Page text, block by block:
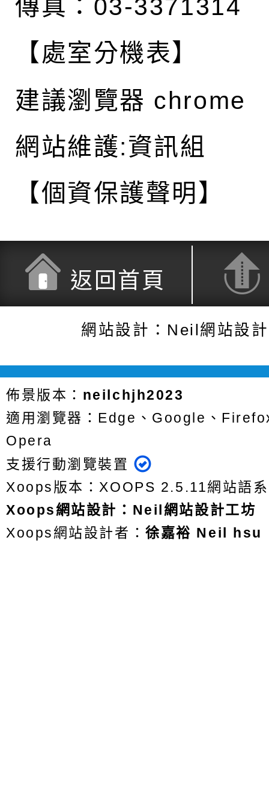
傳真：03-3371314
【處室分機表】
建議瀏覽器 chrome
網站維護:資訊組
【個資保護聲明】
返回首頁
網站設計：Neil網站設
佈景版本： neilchjh2023
適用瀏覽器：Edge、Google、
Opera
支援行動瀏覽裝置
Xoops版本：XOOPS 2.5.11網站語
Xoops網站設計 ： Neil網站設計工坊
Xoops網站設計者：徐嘉裕 Neil hsu